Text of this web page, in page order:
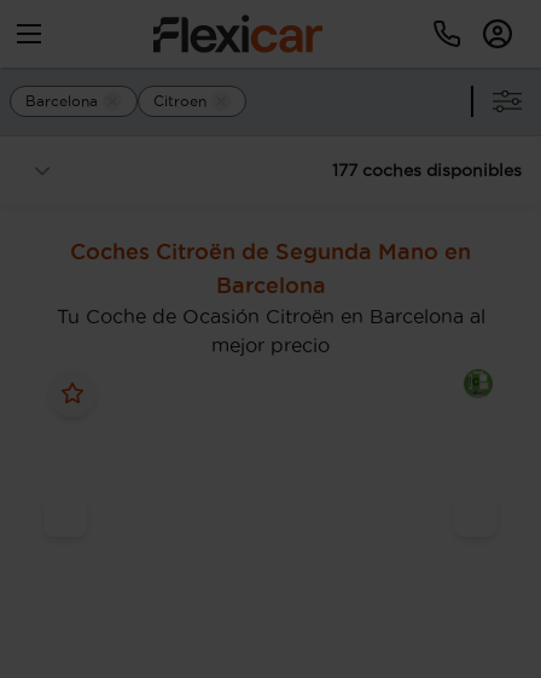
Barcelona Citroen
177 coches disponibles
Coches Citroën de Segunda Mano en
Barcelona
Tu Coche de Ocasión Citroën en Barcelona al
mejor precio